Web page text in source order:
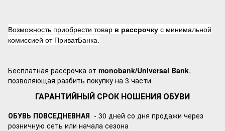
Возможность приобрести товар в рассрочку с минимальной
комиссией от ПриватБанка.
Бесплатная рассрочка от monobank/Universal Bank,
позволяющая разбить покупку на 3 части
ГАРАНТИЙНЫЙ СРОК НОШЕНИЯ ОБУВИ
ОБУВЬ ПОВСЕДНЕВНАЯ - 30 дней со дня продажи через
розничную сеть или начала сезона